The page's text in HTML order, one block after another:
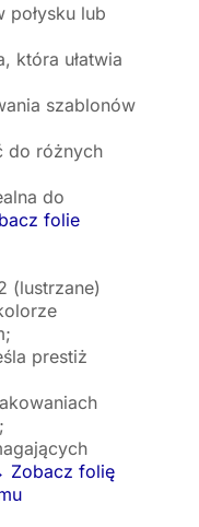
połysku lub
która ułatwia
szablonów
do różnych
do
folie
(lustrzane)
prestiż
Zobacz folię